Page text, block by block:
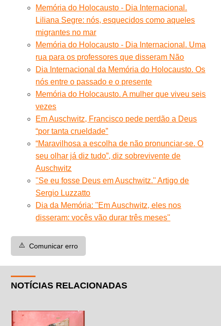
Memória do Holocausto - Dia Internacional.
Liliana Segre: nós, esquecidos como aqueles
migrantes no mar
Memória do Holocausto - Dia Internacional. Uma
rua para os professores que disseram Não
Dia Internacional da Memória do Holocausto. Os
nós entre o passado e o presente
Memória do Holocausto. A mulher que viveu seis
vezes
Em Auschwitz, Francisco pede perdão a Deus
“por tanta crueldade”
“Maravilhosa a escolha de não pronunciar-se. O
seu olhar já diz tudo”, diz sobrevivente de
Auschwitz
''Se eu fosse Deus em Auschwitz.'' Artigo de
Sergio Luzzatto
Dia da Memória: ''Em Auschwitz, eles nos
disseram: vocês vão durar três meses''
⚠️ Comunicar erro
NOTÍCIAS RELACIONADAS